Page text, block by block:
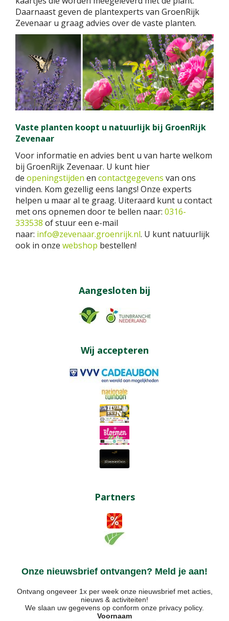
Daarnaast geven de plantexperts van GroenRijk
Zevenaar u graag advies over de vaste planten.
Vaste planten koopt u natuurlijk bij GroenRijk
Zevenaar
Voor informatie en advies bent u van harte welkom
bij GroenRijk Zevenaar. U kunt hier
de openingstijden en contactgegevens van ons
vinden. Kom gezellig eens langs! Onze experts
helpen u maar al te graag. Uiteraard kunt u contact
met ons opnemen door te bellen naar: 0316-
333538 of stuur een e-mail
naar: info@zevenaar.groenrijk.nl. U kunt natuurlijk
ook in onze webshop bestellen!
Aangesloten bij
Wij accepteren
Partners
Onze nieuwsbrief ontvangen? Meld je aan!
Ontvang ongeveer 1x per week onze nieuwsbrief met acties,
nieuws & activiteiten!
We slaan uw gegevens op conform onze privacy policy.
Voornaam